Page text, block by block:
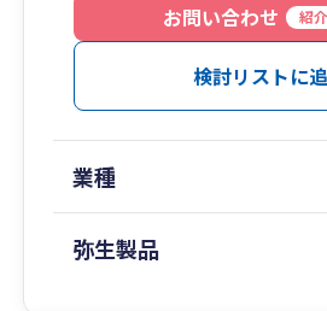
お問い合わせ
紹
検討リストに
業種
弥生製品